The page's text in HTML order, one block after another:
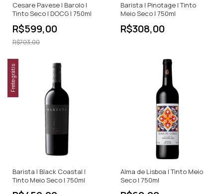
Cesare Pavese | Barolo |
Tinto Seco | DOCG | 750ml
R$599,00
R$703,00
Barista | Pinotage | Tinto
Meio Seco | 750ml
R$308,00
Frete grátis
Barista | Black Coastal |
Tinto Meio Seco | 750ml
Alma de Lisboa | Tinto Meio
Seco | 750ml